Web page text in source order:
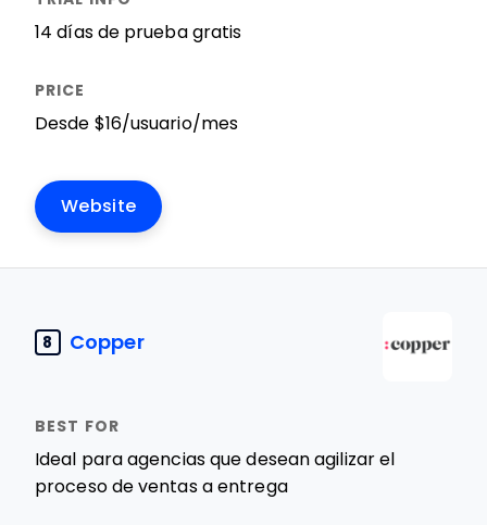
14 días de prueba gratis
Desde $16/usuario/mes
Website
8 Copper
Ideal para agencias que desean agilizar el
proceso de ventas a entrega